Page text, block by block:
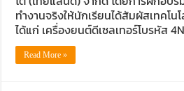
ทำงานจริงให้นักเรียนได้สัมผัสเทคโ
ได้แก่ เครื่องยนต์ดีเซลเทอร์โบรหัส
Read More »